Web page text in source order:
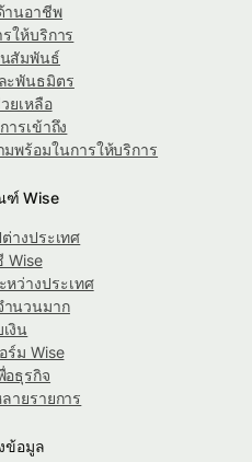
านอาชีพ
ให้บริการ
สัมพันธ์
ะพันธมิตร
ยเหลือ
ารเข้าถึง
มพร้อมในการให้บริการ
ฑ์ Wise
างประเทศ
Wise
หว่างประเทศ
ำนวนมาก
งิน
ร์ม Wise
อธุรกิจ
ายรายการ
ข้อมูล